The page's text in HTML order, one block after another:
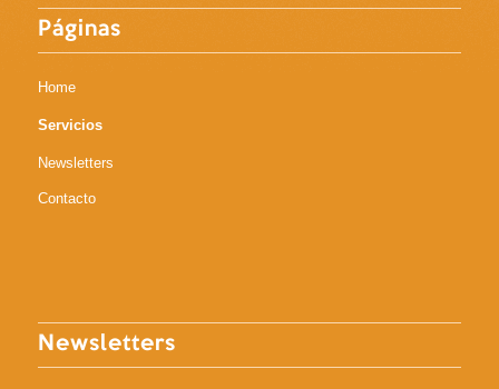
Páginas
Home
Servicios
Newsletters
Contacto
Newsletters